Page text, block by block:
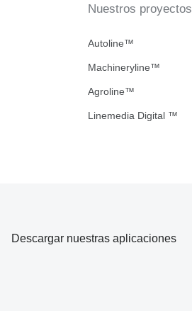
Nuestros proyectos
Autoline™
Machineryline™
Agroline™
Linemedia Digital ™
Descargar nuestras aplicaciones